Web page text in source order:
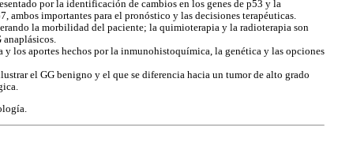
por la identificación de cambios en los genes de p53 y la
importantes para el pronóstico y las decisiones terapéuticas.
la morbilidad del paciente; la quimioterapia y la radioterapia son
anaplásicos.
los aportes hechos por la inmunohistoquímica, la genética y las opciones
el GG benigno y el que se diferencia hacia un tumor de alto grado